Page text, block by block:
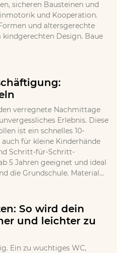
sicheren Bausteinen und
und Kooperation.
und altersgerechte
Design. Baue
verregnete Nachmittage
Erlebnis. Diese
ist ein schnelles 10-
für kleine Kinderhände
Schritt-für-Schritt-
5 Jahren geeignet und ideal
die Grundschule. Material...
So wird dein
und leichter zu
Ein zu wuchtiges WC,